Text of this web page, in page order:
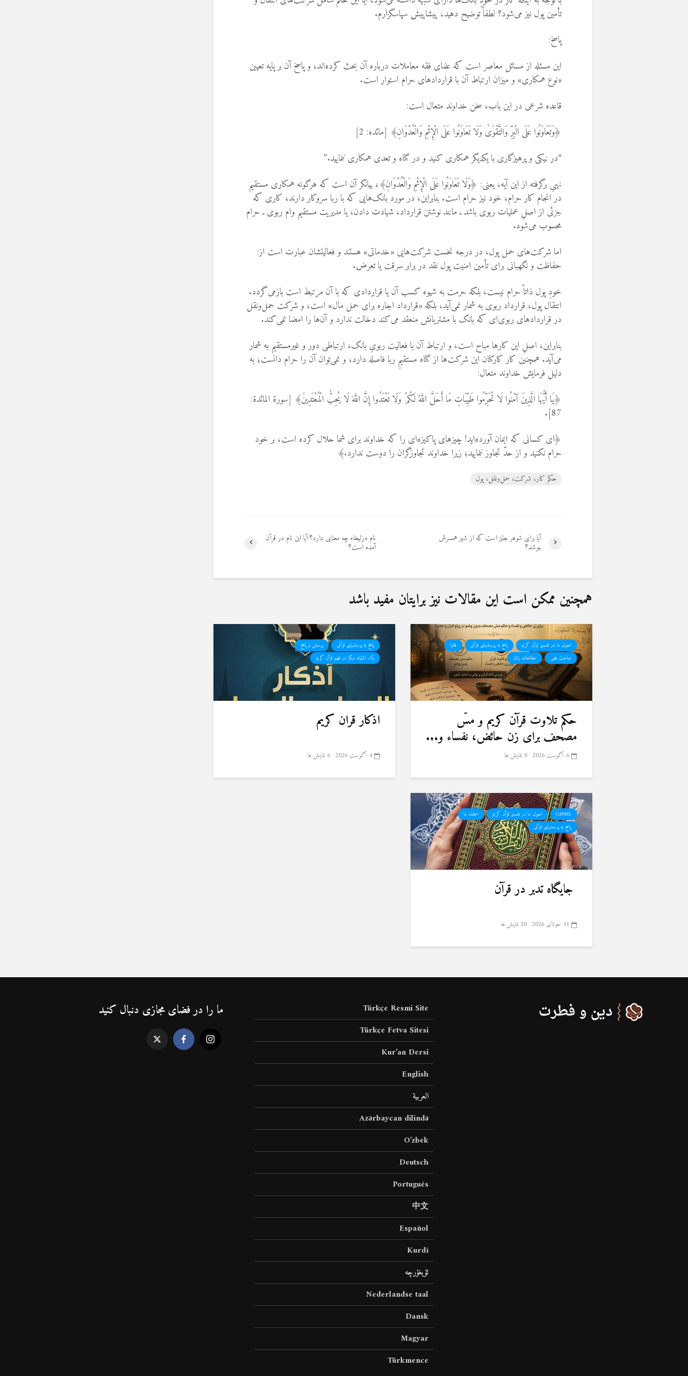
تأمین پول نیز می‌شود؟ لطفاً توضیح دهید، پیشاپیش سپاسگزارم.
پاسخ:
این مسئله از مسائل معاصر است که علمای فقه معاملات درباره آن بحث کرده‌اند، و پاسخ آن بر پایه تعیین
«نوع همکاری» و میزان ارتباط آن با قراردادهای حرام استوار است.
قاعده شرعی در این باب، سخن خداوند متعال است:
﴿وَتَعَاوَنُوا عَلَى الْبِرِّ وَالتَّقْوَىٰ وَلَا تَعَاوَنُوا عَلَى الْإِثْمِ وَالْعُدْوَانِ﴾ [مائده: 2]
“در نیکی و پرهیزگاری با یکدیگر همکاری کنید و در گناه و تعدی همکاری ننمایید.”
نهیِ برگرفته از این آیه، یعنی: ﴿وَلَا تَعَاوَنُوا عَلَى الْإِثْمِ وَالْعُدْوَانِ﴾، بیانگر آن است که هرگونه همکاری مستقیم
در انجام کار حرام، خود نیز حرام است. بنابراین، در مورد بانک‌هایی که با ربا سروکار دارند، کاری که
جزئی از اصلِ عملیات ربوی باشد ـ مانند نوشتن قرارداد، شهادت دادن، یا مدیریت مستقیم وام ربوی ـ حرام
محسوب می‌شود.
اما شرکت‌های حمل پول، در درجه نخست شرکت‌هایی «خدماتی» هستند و فعالیتشان عبارت است از:
حفاظت و نگهبانی برای تأمین امنیت پول نقد در برابر سرقت یا تعرض.
خودِ پول ذاتاً حرام نیست، بلکه حرمت به شیوه کسب آن یا قراردادی که با آن مرتبط است بازمی‌گردد.
انتقال پول، قرارداد ربوی به شمار نمی‌آید، بلکه «قرارداد اجاره برای حمل مال» است، و شرکت حمل‌ونقل
در قراردادهای ربوی‌ای که بانک با مشتریانش منعقد می‌کند دخالت ندارد و آن‌ها را امضا نمی‌کند.
بنابراین، اصلِ این کارها مباح است، و ارتباط آن با فعالیت ربویِ بانک، ارتباطی دور و غیرمستقیم به شمار
می‌آید. همچنین کار کارکنان این شرکت‌ها از گناه مستقیمِ ربا فاصله دارد، و نمی‌توان آن را حرام دانست؛ به
دلیل فرمایش خداوند متعال:
﴿يَا أَيُّهَا الَّذِينَ آمَنُوا لَا تُحَرِّمُوا طَيِّبَاتِ مَا أَحَلَّ اللَّهُ لَكُمْ وَلَا تَعْتَدُوا إِنَّ اللَّهَ لَا يُحِبُّ الْمُعْتَدِينَ﴾ [سورة المائدة:
87].
﴿ای کسانی که ایمان آورده‌اید! چیزهای پاکیزه‌ای را که خداوند برای شما حلال کرده است، بر خود
حرام نکنید و از حدّ تجاوز ننمایید؛ زیرا خداوند تجاوزگران را دوست ندارد.﴾
حکم کار، شرکت‌، حمل‌ونقل، پول
نام «زلیخا» چه معنایی دارد؟ آیا این نام در قرآن
آمده است؟
آیا برای شوهر جایز است که از شیر همسرش
بنوشد؟
همچنین ممکن است این مقالات نیز برایتان مفید باشد
اصول ما در تفسیر قرآن کریم پاسخ به پرسشهای قرآنی
فتاوا
مباحث علمی
مطالعات زنان
حكم تلاوت قرآن كريم و مسّ
مصحف برای زن حائض، نفساء و...
6 آگوست 2026 0 نمایش ها
پاسخ به پرسشهای قرآنی
پرسش و پاسخ
یک اشتباه دیگر در فهم قرآن کریم
اذکار قران کریم
4 آگوست 2026 6 نمایش ها
GENEL اصول ما در تفسیر قرآن کریم
اعتقاد ما
پاسخ به پرسشهای قرآنی
جایگاه تدبر در قرآن
31 جولای 2026 20 نمایش ها
Türkçe Resmi Site
Türkçe Fetva Sitesi
Kur’an Dersi
English
العربية
Azərbaycan dilində
O’zbek
Deutsch
Português
中文
Español
Kurdî
ئۇيغۇرچە
Nederlandse taal
Dansk
Magyar
Türkmence
ما را در فضای مجازی دنبال کنید